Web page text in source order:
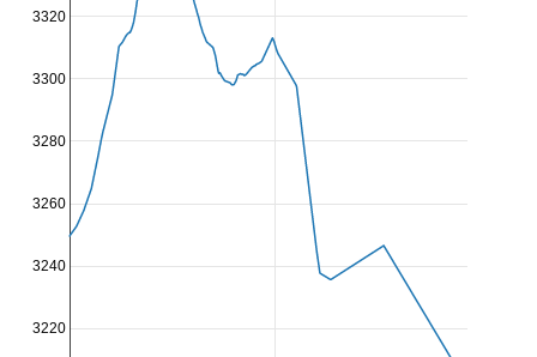
3220
3240
3260
3280
3300
3320